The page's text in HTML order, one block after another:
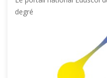
degré